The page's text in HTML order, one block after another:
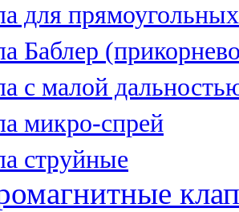
для
Баблер
с малой
микро-спрей
струйные